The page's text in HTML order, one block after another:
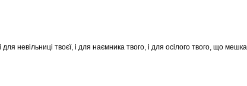
невільниці твоєї, і для наємника твого, і для осілого твого, що